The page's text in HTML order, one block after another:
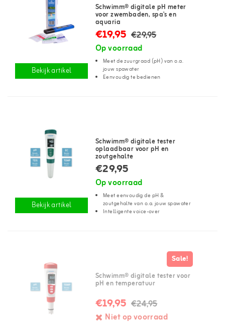
Bekijk artikel
Schwimm® digitale pH meter
voor zwembaden, spa's en
aquaria
€19,95 €29,95
Op voorraad
Meet de zuurgraad (pH) van o.a.
jouw spawater
Eenvoudig te bedienen
Bekijk artikel
Schwimm® digitale tester
oplaadbaar voor pH en
zoutgehalte
€29,95
Op voorraad
Meet eenvoudig de pH &
zoutgehalte van o.a. jouw spawater
Intelligente voice-over
Sale!
Schwimm® digitale tester voor
pH en temperatuur
€19,95 €24,95
Niet op voorraad